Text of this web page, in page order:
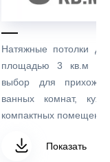
Натяжные потолки
площадью 3 кв.м –
выбор для
ванных комнат,
компактных
Показать